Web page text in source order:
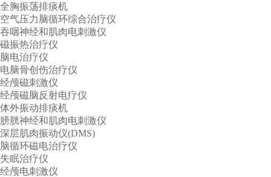
全胸振荡排痰机
空气压力脑循环综合治疗仪
吞咽神经和肌肉电刺激仪
磁振热治疗仪
脑电治疗仪
电脑骨创伤治疗仪
经颅磁刺激仪
经颅磁脑反射电疗仪
体外振动排痰机
膀胱神经和肌肉电刺激仪
深层肌肉振动仪(DMS)
脑循环磁电治疗仪
失眠治疗仪
经颅电刺激仪